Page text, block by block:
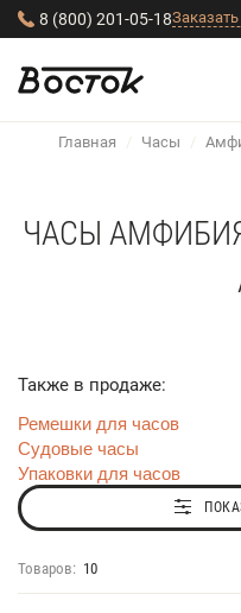
8 (800) 201-05-18
Главная / Часы /
ЧАСЫ
Также в продаже:
Ремешки для часов
Судовые часы
Упаковки для часов
Товаров: 10